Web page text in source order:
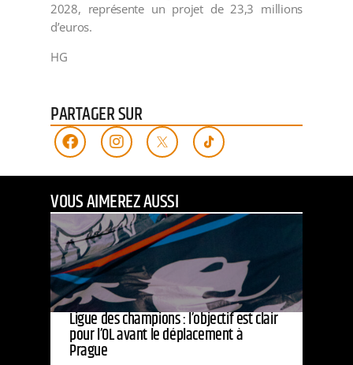
2028, représente un projet de 23,3 millions
d’euros.
HG
PARTAGER SUR
VOUS AIMEREZ AUSSI
Ligue des champions : l’objectif est clair
pour l’OL avant le déplacement à
Prague